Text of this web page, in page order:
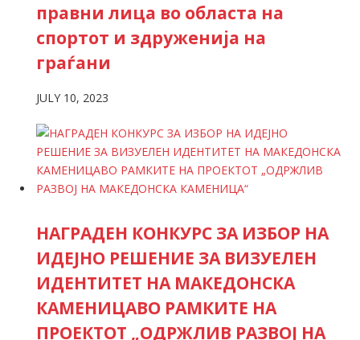
правни лица во областа на
спортот и здруженија на
граѓани
JULY 10, 2023
НАГРАДЕН КОНКУРС ЗА ИЗБОР НА
ИДЕЈНО РЕШЕНИЕ ЗА ВИЗУЕЛЕН
ИДЕНТИТЕТ НА МАКЕДОНСКА
КАМЕНИЦАВО РАМКИТЕ НА
ПРОЕКТОТ „ОДРЖЛИВ РАЗВОЈ НА